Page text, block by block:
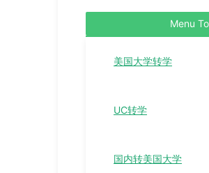
Menu
美国大学转学
UC转学
国内转美国大学